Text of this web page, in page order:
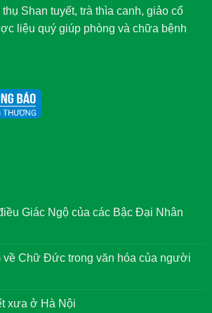
Shan tuyết, trà thìa canh, giảo cổ
liệu quý giúp phòng và chữa bệnh
Giác Ngộ của các Bậc Đại Nhân
về Chữ Đức trong văn hóa của người
xưa ở Hà Nội